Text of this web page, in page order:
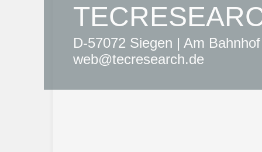
D-57072 Siegen | Am
web@tecresearch.de